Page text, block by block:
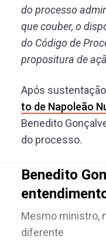
do processo
que couber, o
do Código de
propositura de
Após sustentação
to de Napoleão
Benedito
do processo.
Benedito
Mesmo ministro,
diferente